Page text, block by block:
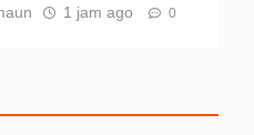
1 jam ago 0